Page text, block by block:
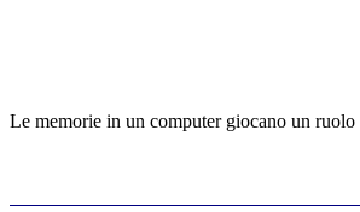
Le memorie in un computer giocano un